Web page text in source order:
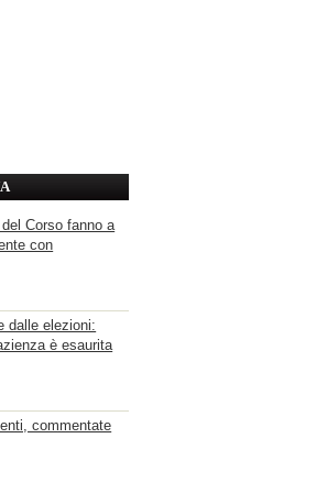
Corso fanno a
con
dalle elezioni:
è esaurita
commentate